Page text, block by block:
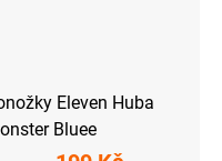
Eleven Huba
Bluee